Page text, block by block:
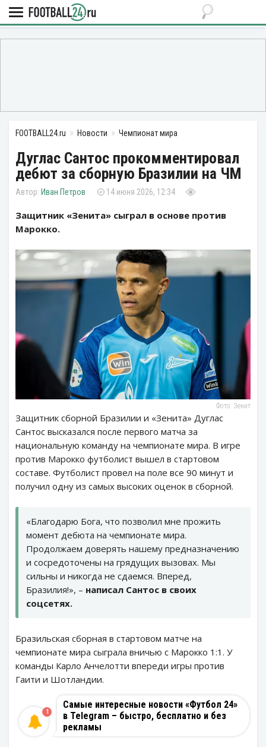
FOOTBALL24.ru Новости Чемпионат мира
Дуглас Сантос прокомментировал
дебют за сборную Бразилии на ЧМ
Иван Петров 14 июня 2026, 12:34
Защитник «Зенита» сыграл в основе против
Марокко.
Фото: Зенит
Защитник сборной Бразилии и «Зенита» Дуглас
Сантос высказался после первого матча за
национальную команду на чемпионате мира. В игре
против Марокко футболист вышел в стартовом
составе. Футболист провел на поле все 90 минут и
получил одну из самых высоких оценок в сборной.
«Благодарю Бога, что позволил мне прожить
момент дебюта на чемпионате мира.
Продолжаем доверять нашему предназначению
и сосредоточены на грядущих вызовах. Мы
сильны и никогда не сдаемся. Вперед,
Бразилия!», – написал Сантос в своих
соцсетях.
Бразильская сборная в стартовом матче на
чемпионате мира сыграла вничью с Марокко 1:1. У
команды Карло Анчелотти впереди игры против
Гаити и Шотландии.
Самые интересные новости «Футбол 24»
в Telegram – быстро, бесплатно и без
рекламы
1